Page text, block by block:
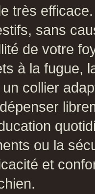
très
sans
de votre
à la fugue,
collier
ou la
et